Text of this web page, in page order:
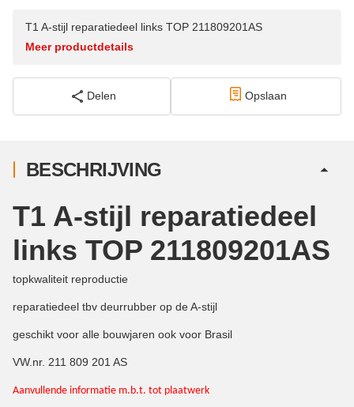
T1 A-stijl reparatiedeel links TOP 211809201AS
Meer productdetails
Delen Opslaan
BESCHRIJVING
T1 A-stijl reparatiedeel
links TOP 211809201AS
topkwaliteit reproductie
reparatiedeel tbv deurrubber op de A-stijl
geschikt voor alle bouwjaren ook voor Brasil
VW.nr. 211 809 201 AS
Aanvullende informatie m.b.t. tot plaatwerk